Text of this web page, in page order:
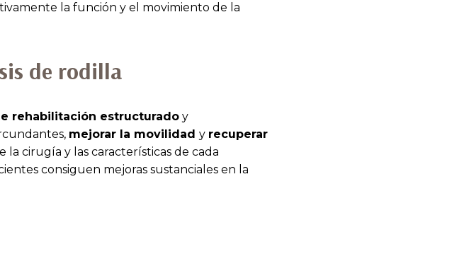
la función y el movimiento de la
de rodilla
rehabilitación estructurado y
mejorar la movilidad y recuperar
la cirugía y las características de cada
consiguen mejoras sustanciales en la